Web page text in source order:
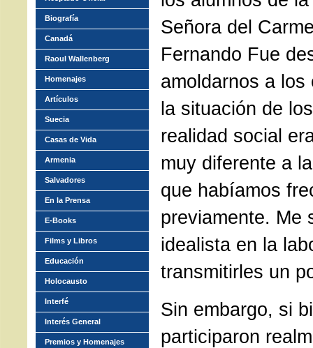
Señora del
Fernando Fue
amoldarnos a
la situación de
realidad social
muy diferente a
que habíamos
previamente. Me
idealista en la
transmitirles un
Sin embargo, si
participaron
Biografía
Canadá
Raoul Wallenberg
Homenajes
Artículos
Suecia
Casas de Vida
Armenia
Salvadores
En la Prensa
E-Books
Films y Libros
Educación
Holocausto
Interfé
Interés General
Premios y Homenajes